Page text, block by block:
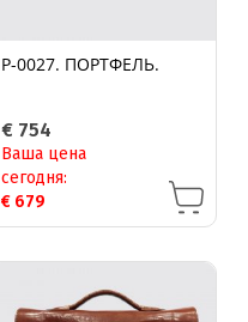
P-0027. ПОРТФЕЛЬ.
€ 754
Ваша цена
сегодня:
€ 679